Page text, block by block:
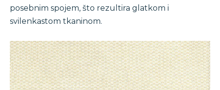
posebnim spojem, što rezultira glatkom i
svilenkastom tkaninom.